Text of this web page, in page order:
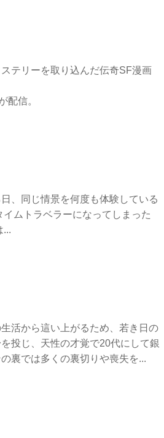
テリーを取り込んだ伝奇SF漫画
配信。
、同じ情景を何度も体験している
ムトラベラーになってしまった
...
活から這い上がるため、若き日の
投じ、天性の才覚で20代にして銀
裏では多くの裏切りや喪失を...